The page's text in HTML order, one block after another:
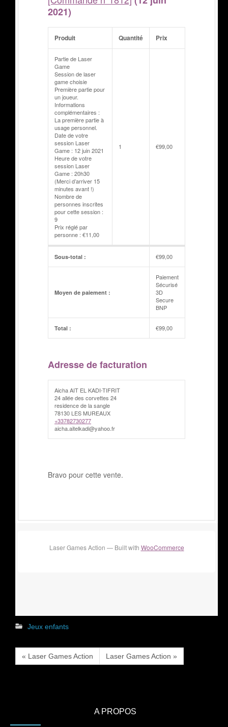
2021)
Produit Quantité Prix
Partie de Laser
Game
Session de laser
game choisie
Première partie pour
un joueur.
Informations
complémentaires :
La première partie à
usage personnel.
Date de votre
session Laser
Game : 12 juin 2021
Heure de votre
session Laser
Game : 20h30
(Merci d’arriver 15
minutes avant !)
Nombre de
personnes inscrites
pour cette session :
9
Prix réglé par
personne : €11,00
1 €99,00
Sous-total : €99,00
Moyen de paiement :
Paiement
Sécurisé
3D
Secure
BNP
Total : €99,00
Adresse de facturation
Aicha AIT EL KADI-TIFRIT
24 allée des corvettes 24
residence de la sangle
78130 LES MUREAUX
+33782730277
aicha.aitelkadi@yahoo.fr
Bravo pour cette vente.
Laser Games Action — Built with WooCommerce
Jeux enfants
« Laser Games Action Laser Games Action »
A PROPOS